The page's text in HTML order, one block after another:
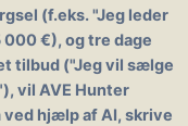
(f.eks. "Jeg leder
€), og tre dage
tilbud ("Jeg vil sælge
vil AVE Hunter
hjælp af AI, skrive